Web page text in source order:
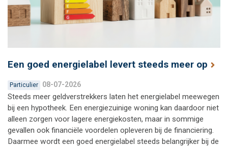
Een goed energielabel levert steeds meer op
Particulier 08-07-2026
Steeds meer geldverstrekkers laten het energielabel meewegen
bij een hypotheek. Een energiezuinige woning kan daardoor niet
alleen zorgen voor lagere energiekosten, maar in sommige
gevallen ook financiële voordelen opleveren bij de financiering.
Daarmee wordt een goed energielabel steeds belangrijker bij de